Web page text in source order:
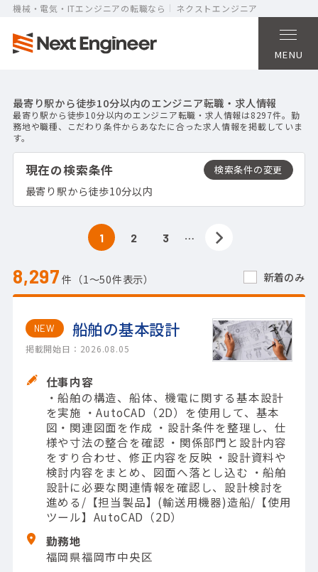
機械・電気・ITエンジニアの転職なら ネクストエンジニア
MENU
最寄り駅から徒歩10分以内のエンジニア転職・求人情報
最寄り駅から徒歩10分以内のエンジニア転職・求人情報は8297件。勤
務地や職種、こだわり条件からあなたに合った求人情報を掲載していま
す。
現在の検索条件
最寄り駅から徒歩10分以内
8,297 件（1〜50件表示） 新着のみ
1 2 3 …
NEW 船舶の基本設計
掲載開始日：2026.08.05
仕事内容
・船舶の構造、船体、機電に関する基本設計
を実施 ・AutoCAD（2D）を使用して、基本
図・関連図面を作成 ・設計条件を整理し、仕
様や寸法の整合を確認 ・関係部門と設計内容
をすり合わせ、修正内容を反映 ・設計資料や
検討内容をまとめ、図面へ落とし込む ・船舶
設計に必要な関連情報を確認し、設計検討を
進める/【担当製品】(輸送用機器)造船/【使用
ツール】AutoCAD（2D）
勤務地
福岡県福岡市中央区